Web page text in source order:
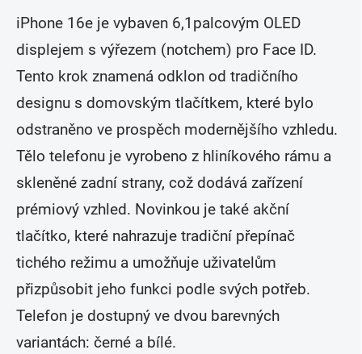
iPhone 16e je vybaven 6,1palcovým OLED
displejem s výřezem (notchem) pro Face ID.
Tento krok znamená odklon od tradičního
designu s domovským tlačítkem, které bylo
odstraněno ve prospěch modernějšího vzhledu.
Tělo telefonu je vyrobeno z hliníkového rámu a
skleněné zadní strany, což dodává zařízení
prémiový vzhled. Novinkou je také akční
tlačítko, které nahrazuje tradiční přepínač
tichého režimu a umožňuje uživatelům
přizpůsobit jeho funkci podle svých potřeb.
Telefon je dostupný ve dvou barevných
variantách: černé a bílé.